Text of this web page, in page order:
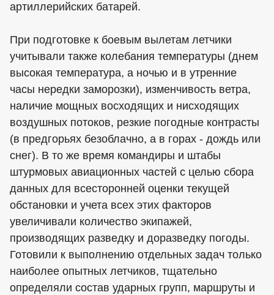
артиллерийских батарей.
При подготовке к боевым вылетам летчики
учитывали также колебания температуры (днем
высокая температура, а ночью и в утренние
часы нередки заморозки), изменчивость ветра,
наличие мощных восходящих и нисходящих
воздушных потоков, резкие погодные контрасты
(в предгорьях безоблачно, а в горах - дождь или
снег). В то же время командиры и штабы
штурмовых авиационных частей с целью сбора
данных для всесторонней оценки текущей
обстановки и учета всех этих факторов
увеличивали количество экипажей,
производящих разведку и доразведку погоды.
Готовили к выполнению отдельных задач только
наиболее опытных летчиков, тщательно
определяли состав ударных групп, маршруты и